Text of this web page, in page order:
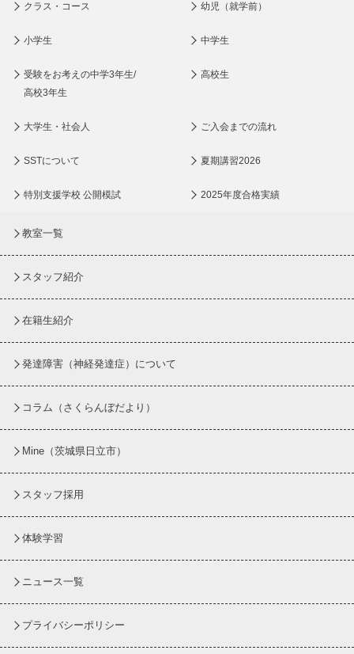
クラス・コース 幼児（就学前）
小学生 中学生
受験をお考えの中学3年生/
高校3年生
高校生
大学生・社会人 ご入会までの流れ
SSTについて 夏期講習2026
特別支援学校 公開模試 2025年度合格実績
教室一覧
スタッフ紹介
在籍生紹介
発達障害（神経発達症）について
コラム （さくらんぼだより）
Mine（茨城県日立市）
スタッフ採用
体験学習
ニュース一覧
プライバシーポリシー